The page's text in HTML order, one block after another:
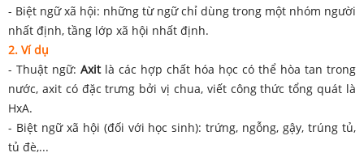
- Biệt ngữ xã hội: những từ ngữ chỉ dùng trong một nhóm người
nhất định, tầng lớp xã hội nhất định.
2. Ví dụ
- Thuật ngữ: Axitlà các hợp chất hóa học có thể hòa tan trong
nước, axit có đặc trưng bởi vị chua, viết công thức tổng quát là
HxA.
- Biệt ngữ xã hội (đối với học sinh): trứng, ngỗng, gậy, trúng tủ,
tủ đè,...